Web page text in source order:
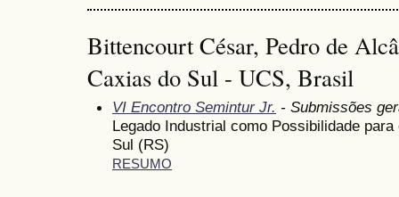
Bittencourt César, Pedro de
Caxias do Sul - UCS, Brasil
VI Encontro Semintur Jr. - Submissões
Legado Industrial como Possibilidade
Sul (RS)
RESUMO